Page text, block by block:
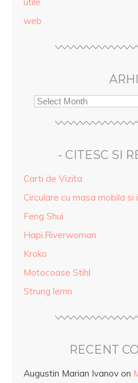
web
- CITESC SI
Carti de Vizita
Circulare cu masa mobila si
Feng Shui
Hapi.Riverwoman
Kroko
Motocoase Stihl
Strung lemn
RECENT
Augustin Marian Ivanov on